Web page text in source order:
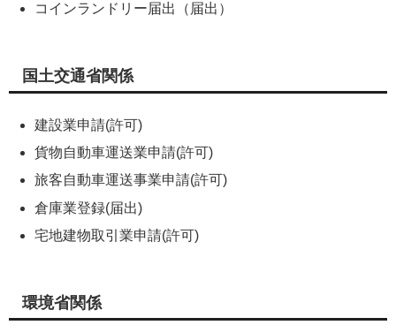
コインランドリー届出（届出）
国土交通省関係
建設業申請(許可)
貨物自動車運送業申請(許可)
旅客自動車運送事業申請(許可)
倉庫業登録(届出)
宅地建物取引業申請(許可)
環境省関係